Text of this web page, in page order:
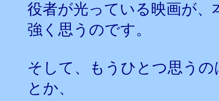
役者が光っている映画が
強く思うのです。
そして、もうひとつ思う
とか、